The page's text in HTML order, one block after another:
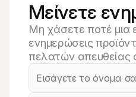
Μείνετε
Μη χάσετε ποτέ μια
ενημερώσεις
πελατών απευθείας